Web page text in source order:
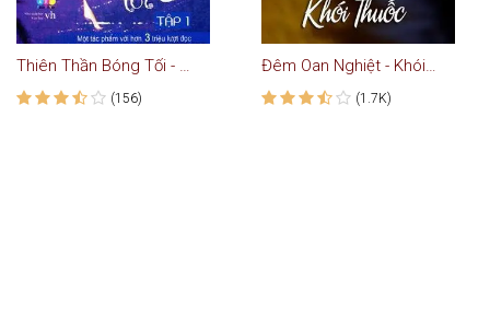
Thiên Thần Bóng Tối - Truyện Ngôn Tình
(156)
Đêm Oan Nghiệt - Khói Thuốc
(1.7K)